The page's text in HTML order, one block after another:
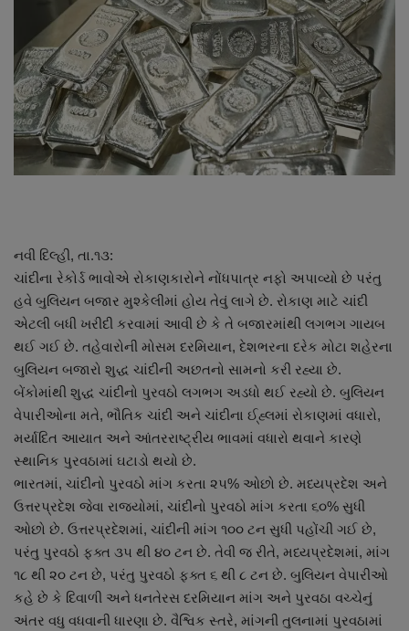
About Author
Contact
Dipotsav Special
આંતરરાષ્ટ્રીય
ગુજરાત
જુનાગઢ
Support US
બજારના સમાચાર
નાણાંકીય સમાચાર
સ્થાનિક સમાચાર
સ્પોર્ટ્સ
રાશિફળ
ગુનાખોરી
નવી દિલ્હી, તા.૧૩:
ચાંદીના રેકોર્ડ ભાવોએ રોકાણકારોને નોંધપાત્ર નફો અપાવ્યો છે પરંતુ
હવે બુલિયન બજાર મુશ્કેલીમાં હોય તેવું લાગે છે. રોકાણ માટે ચાંદી
એટલી બધી ખરીદી કરવામાં આવી છે કે તે બજારમાંથી લગભગ ગાયબ
થઈ ગઈ છે. તહેવારોની મોસમ દરમિયાન, દેશભરના દરેક મોટા શહેરના
બુલિયન બજારો શુદ્ધ ચાંદીની અછતનો સામનો કરી રહ્યા છે.
બેંકોમાંથી શુદ્ધ ચાંદીનો પુરવઠો લગભગ અડધો થઈ રહ્યો છે. બુલિયન
વેપારીઓના મતે, ભૌતિક ચાંદી અને ચાંદીના ઈ્હ્લમાં રોકાણમાં વધારો,
મર્યાદિત આયાત અને આંતરરાષ્ટ્રીય ભાવમાં વધારો થવાને કારણે
સ્થાનિક પુરવઠામાં ઘટાડો થયો છે.
ભારતમાં, ચાંદીનો પુરવઠો માંગ કરતા ૨૫% ઓછો છે. મધ્યપ્રદેશ અને
ઉત્તરપ્રદેશ જેવા રાજ્યોમાં, ચાંદીનો પુરવઠો માંગ કરતા ૬૦% સુધી
ઓછો છે. ઉત્તરપ્રદેશમાં, ચાંદીની માંગ ૧૦૦ ટન સુધી પહોંચી ગઈ છે,
પરંતુ પુરવઠો ફક્ત ૩૫ થી ૪૦ ટન છે. તેવી જ રીતે, મધ્યપ્રદેશમાં, માંગ
૧૮ થી ૨૦ ટન છે, પરંતુ પુરવઠો ફક્ત ૬ થી ૮ ટન છે. બુલિયન વેપારીઓ
કહે છે કે દિવાળી અને ધનતેરસ દરમિયાન માંગ અને પુરવઠા વચ્ચેનું
અંતર વધુ વધવાની ધારણા છે. વૈશ્વિક સ્તરે, માંગની તુલનામાં પુરવઠામાં